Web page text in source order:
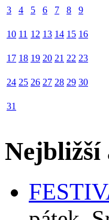
3 4 5 6 7 8 9
10 11 12 13 14 15 16
17 18 19 20 21 22 23
24 25 26 27 28 29 30
31
Nejbližší